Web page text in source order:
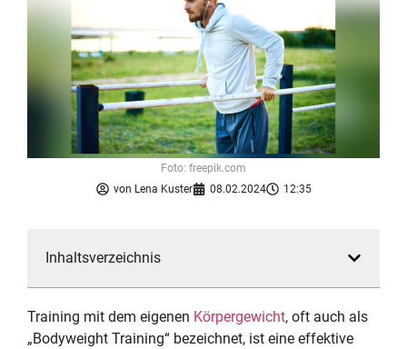
von Lena Kuster 08.02.2024 12:35
Foto: freepik.com
Inhaltsverzeichnis
Training mit dem eigenen Körpergewicht, oft auch als
„Bodyweight Training“ bezeichnet, ist eine effektive